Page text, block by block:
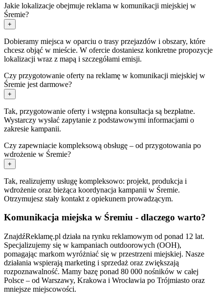
Jakie lokalizacje obejmuje reklama w komunikacji miejskiej w
Śremie?
+
Dobieramy miejsca w oparciu o trasy przejazdów i obszary, które
chcesz objąć w mieście. W ofercie dostaniesz konkretne propozycje
lokalizacji wraz z mapą i szczegółami emisji.
Czy przygotowanie oferty na reklamę w komunikacji miejskiej w
Śremie jest darmowe?
+
Tak, przygotowanie oferty i wstępna konsultacja są bezpłatne.
Wystarczy wysłać zapytanie z podstawowymi informacjami o
zakresie kampanii.
Czy zapewniacie kompleksową obsługę – od przygotowania po
wdrożenie w Śremie?
+
Tak, realizujemy usługę kompleksowo: projekt, produkcja i
wdrożenie oraz bieżąca koordynacja kampanii w Śremie.
Otrzymujesz stały kontakt z opiekunem prowadzącym.
Komunikacja miejska w Śremiu - dlaczego warto?
ZnajdźReklamę.pl działa na rynku reklamowym od ponad 12 lat.
Specjalizujemy się w kampaniach outdoorowych (OOH),
pomagając markom wyróżniać się w przestrzeni miejskiej. Nasze
działania wspierają marketing i sprzedaż oraz zwiększają
rozpoznawalność. Mamy bazę ponad 80 000 nośników w całej
Polsce – od Warszawy, Krakowa i Wrocławia po Trójmiasto oraz
mniejsze miejscowości.